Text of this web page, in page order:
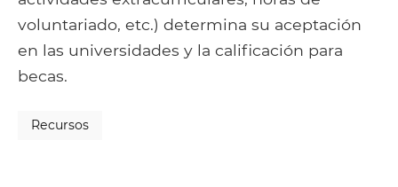
voluntariado, etc.) determina su aceptación
en las universidades y la calificación para
becas.
Recursos